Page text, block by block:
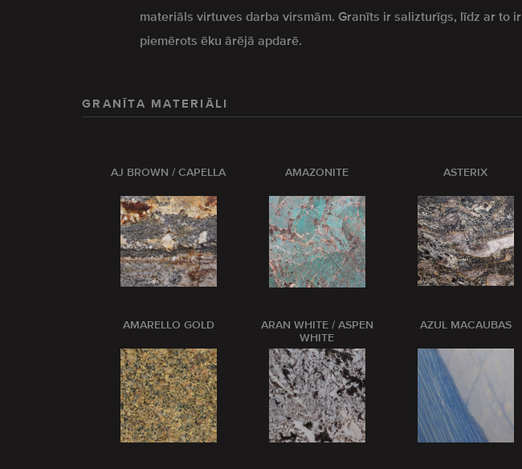
materiāls virtuves darba virsmām. Granīts ir salizturīgs, līdz ar to ir
piemērots ēku ārējā apdarē.
GRANĪTA MATERIĀLI
AJ BROWN / CAPELLA
AMARELLO GOLD
AMAZONITE
ARAN WHITE / ASPEN
WHITE
ASTERIX
AZUL MACAUBAS